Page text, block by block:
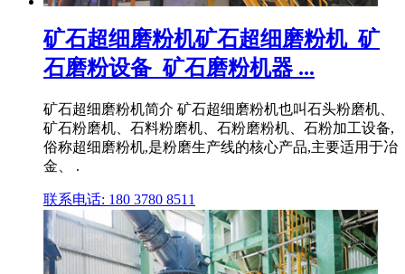
矿石超细磨粉机矿石超细磨粉机_矿
石磨粉设备_矿石磨粉机器 ...
矿石超细磨粉机简介 矿石超细磨粉机也叫石头粉磨机、
矿石粉磨机、石料粉磨机、石粉磨粉机、石粉加工设备,
俗称超细磨粉机,是粉磨生产线的核心产品,主要适用于冶
金、 .
联系电话: 180 3780 8511